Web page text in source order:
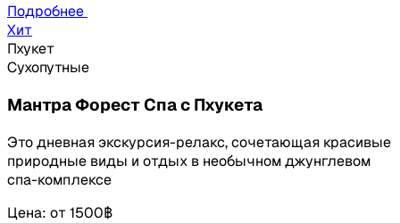
Подробнее
Хит
Пхукет
Сухопутные
Мантра Форест Спа с Пхукета
Это дневная экскурсия-релакс, сочетающая красивые
природные виды и отдых в необычном джунглевом
спа-комплексе
Цена: от1500฿